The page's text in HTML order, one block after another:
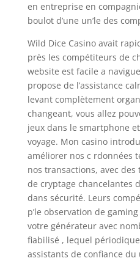
en entreprise en
boulot d’une un’le des
Wild Dice Casino avait
près les compétiteurs de
website est facile a
propose de l’assistance
levant complètement
changeant, vous allez
jeux dans le smartphone
voyage. Mon casino
améliorer nos c rdonnées
nos transactions, avec
de cryptage chancelantes
dans sécurité. Leurs
p’le observation de
votre générateur avec
fiabilisé , lequel
assistants de confiance du